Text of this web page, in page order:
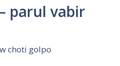
– parul vabir
choti golpo